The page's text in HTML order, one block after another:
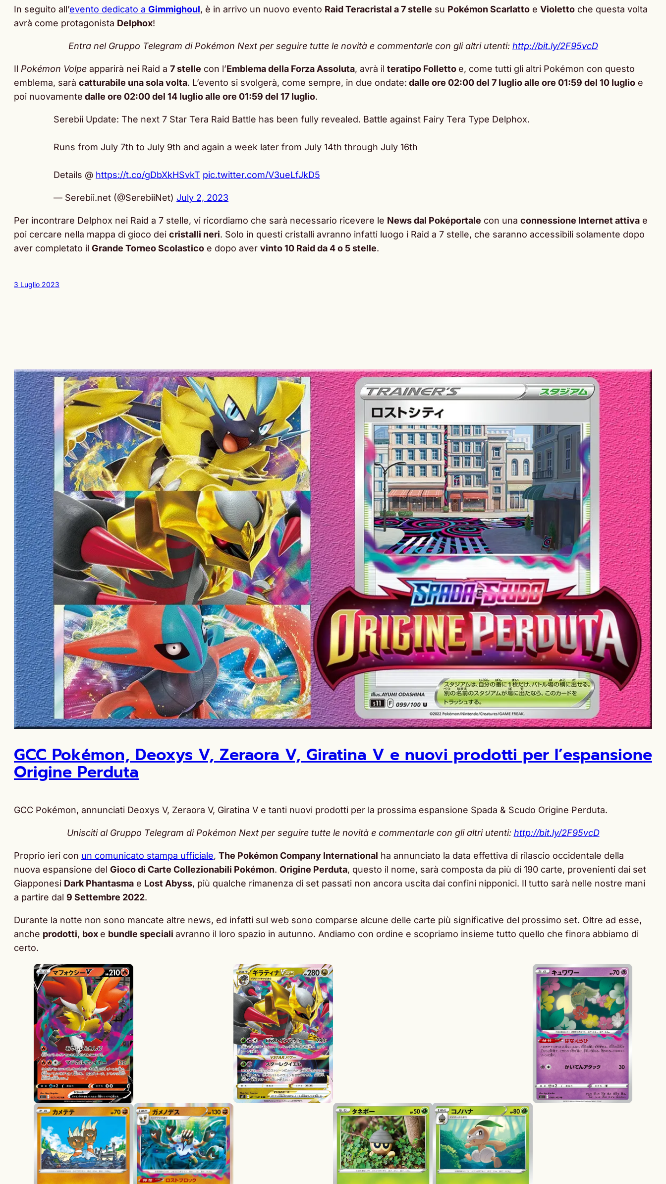
In seguito all’evento dedicato a Gimmighoul, è in arrivo un nuovo evento Raid Teracristal a 7 stelle su Pokémon Scarlatto e Violetto che questa volta
avrà come protagonista Delphox!
Entra nel Gruppo Telegram di Pokémon Next per seguire tutte le novità e commentarle con gli altri utenti: http://bit.ly/2F95vcD
Il Pokémon Volpe apparirà nei Raid a 7 stelle con l’Emblema della Forza Assoluta, avrà il teratipo Folletto e, come tutti gli altri Pokémon con questo
emblema, sarà catturabile una sola volta. L’evento si svolgerà, come sempre, in due ondate: dalle ore 02:00 del 7 luglio alle ore 01:59 del 10 luglio e
poi nuovamente dalle ore 02:00 del 14 luglio alle ore 01:59 del 17 luglio.
Serebii Update: The next 7 Star Tera Raid Battle has been fully revealed. Battle against Fairy Tera Type Delphox.
Runs from July 7th to July 9th and again a week later from July 14th through July 16th
Details @ https://t.co/gDbXkHSvkT pic.twitter.com/V3ueLfJkD5
— Serebii.net (@SerebiiNet) July 2, 2023
Per incontrare Delphox nei Raid a 7 stelle, vi ricordiamo che sarà necessario ricevere le News dal Poképortale con una connessione Internet attiva e
poi cercare nella mappa di gioco dei cristalli neri. Solo in questi cristalli avranno infatti luogo i Raid a 7 stelle, che saranno accessibili solamente dopo
aver completato il Grande Torneo Scolastico e dopo aver vinto 10 Raid da 4 o 5 stelle.
3 Luglio 2023
GCC Pokémon, Deoxys V, Zeraora V, Giratina V e nuovi prodotti per l’espansione
Origine Perduta
GCC Pokémon, annunciati Deoxys V, Zeraora V, Giratina V e tanti nuovi prodotti per la prossima espansione Spada & Scudo Origine Perduta.
Unisciti al Gruppo Telegram di Pokémon Next per seguire tutte le novità e commentarle con gli altri utenti: http://bit.ly/2F95vcD
Proprio ieri con un comunicato stampa ufficiale, The Pokémon Company International ha annunciato la data effettiva di rilascio occidentale della
nuova espansione del Gioco di Carte Collezionabili Pokémon. Origine Perduta, questo il nome, sarà composta da più di 190 carte, provenienti dai set
Giapponesi Dark Phantasma e Lost Abyss, più qualche rimanenza di set passati non ancora uscita dai confini nipponici. Il tutto sarà nelle nostre mani
a partire dal 9 Settembre 2022.
Durante la notte non sono mancate altre news, ed infatti sul web sono comparse alcune delle carte più significative del prossimo set. Oltre ad esse,
anche prodotti, box e bundle speciali avranno il loro spazio in autunno. Andiamo con ordine e scopriamo insieme tutto quello che finora abbiamo di
certo.